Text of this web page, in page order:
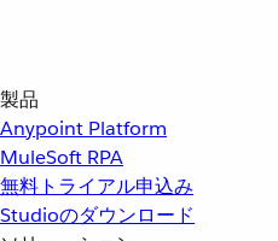
製品
Anypoint Platform
MuleSoft RPA
無料トライアル申込み
Studioのダウンロード